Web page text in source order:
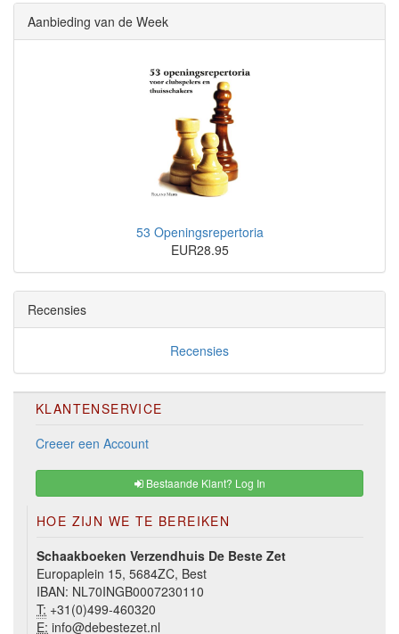
Aanbieding van de Week
53 Openingsrepertoria
EUR28.95
Recensies
Recensies
KLANTENSERVICE
Creeer een Account
Bestaande Klant? Log In
HOE ZIJN WE TE BEREIKEN
Schaakboeken Verzendhuis De Beste Zet
Europaplein 15, 5684ZC, Best
IBAN: NL70INGB0007230110
T: +31(0)499-460320
E: info@debestezet.nl